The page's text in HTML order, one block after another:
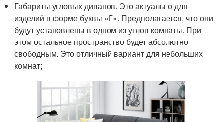
Габариты угловых диванов. Это актуально для
изделий в форме буквы «Г». Предполагается, что они
будут установлены в одном из углов комнаты. При
этом остальное пространство будет абсолютно
свободным. Это отличный вариант для небольших
комнат;